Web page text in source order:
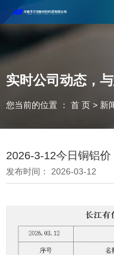
河南丰尔彻新材料科技有限
实时公司动态，
您当前的位置 ： 首 页 > 新
2026-3-12今日铜铝价
发布时间： 2026-03-12